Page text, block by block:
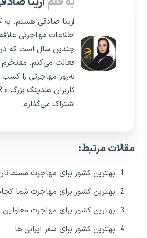
آرینا صادقی هستم. به
اطلاعات مهاجرتی
چندین سال است که در
فعالت می‌کنم. مفتخرم
به‌روز مهاجرتی را کسب
اشتراک می‌گذارم.
مقالات مرتبط:
بهترین کشور برای مهاجرت
بهترین کشور برای مهاجرت شما
بهترین کشور برای مهاجرت معلولین
بهترین کشور برای سفر ایرانی ها